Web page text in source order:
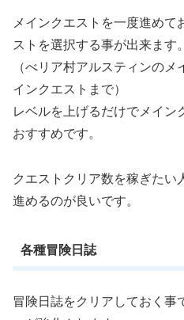
メインクエストを一度進め
ストを選択する事が出来ます。
（べリア村アルスティンの
インクエストまで）
レベルを上げるだけでメイン
おすすめです。
クエストクリア数を稼ぎたい
進めるのが良いです。
各種冒険日誌
冒険日誌をクリアしておく事